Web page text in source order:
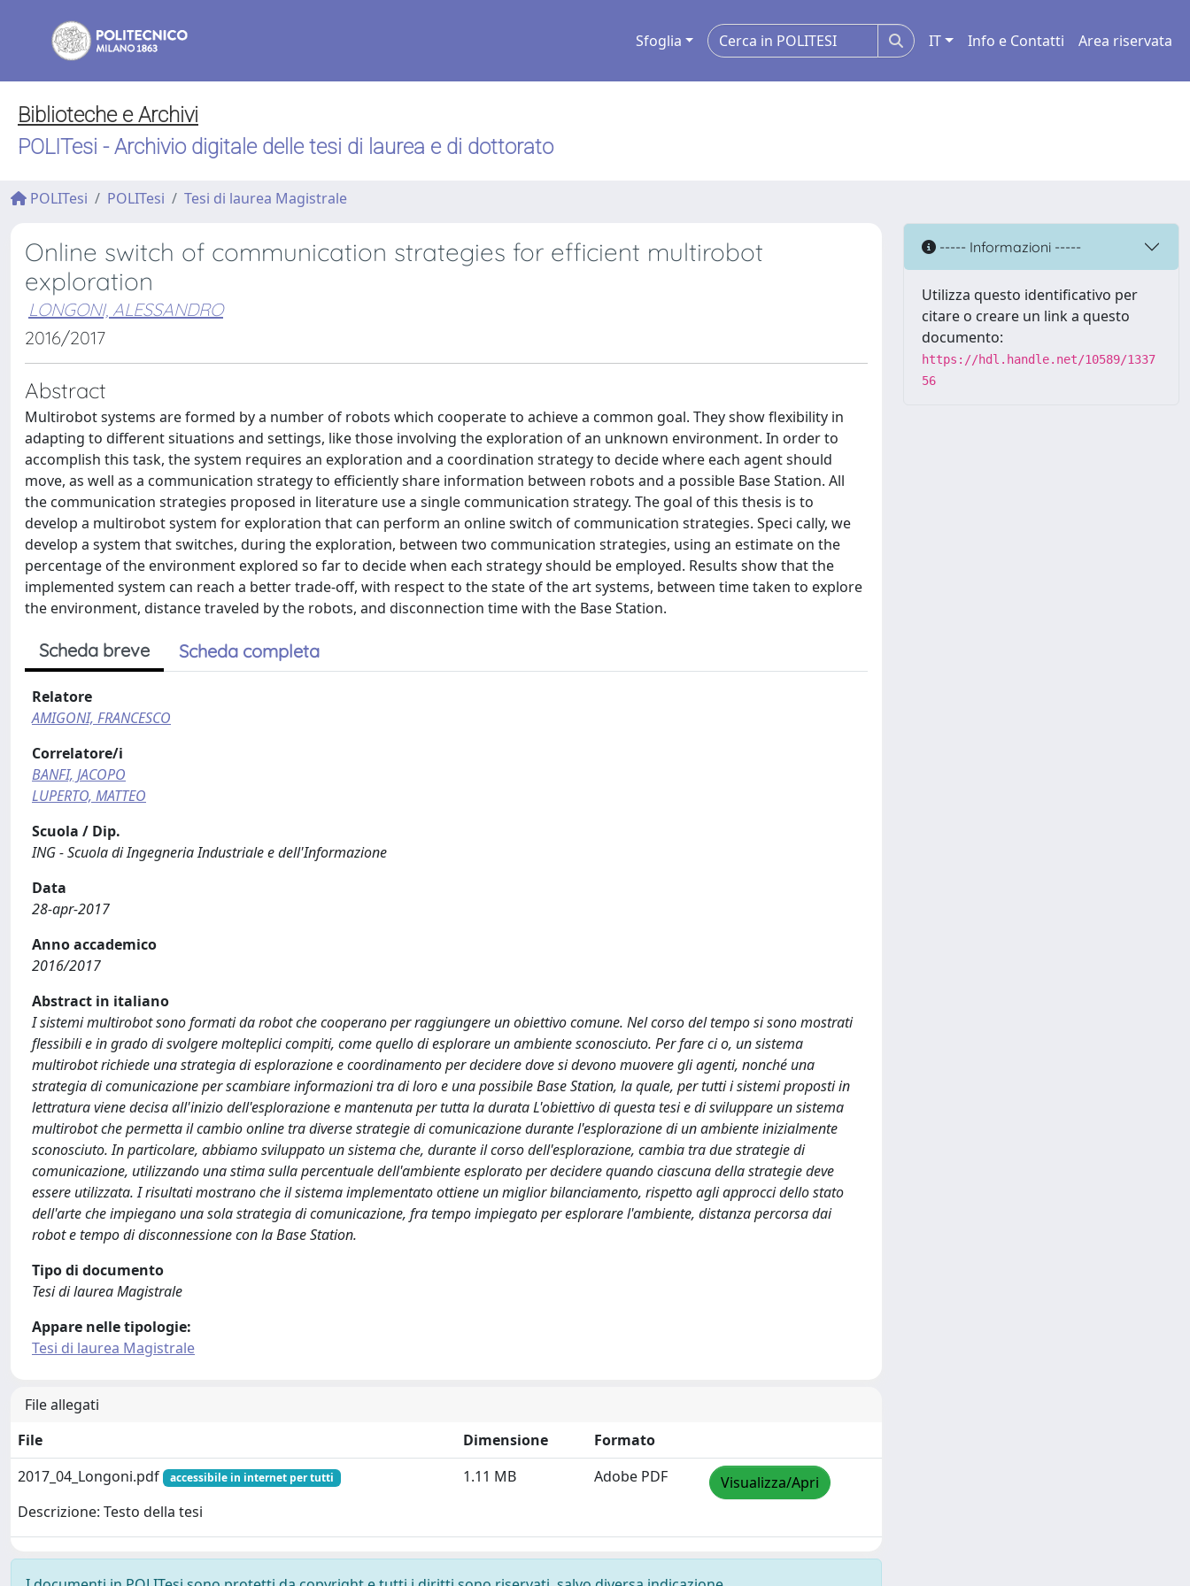
Sfoglia IT Info e Contatti Area riservata
Biblioteche e Archivi
POLITesi - Archivio digitale delle tesi di laurea e di dottorato
POLITesi POLITesi Tesi di laurea Magistrale
Online switch of communication strategies for efficient multirobot
exploration
LONGONI, ALESSANDRO
2016/2017
Abstract
Multirobot systems are formed by a number of robots which cooperate to achieve a common goal. They show flexibility in
adapting to different situations and settings, like those involving the exploration of an unknown environment. In order to
accomplish this task, the system requires an exploration and a coordination strategy to decide where each agent should
move, as well as a communication strategy to efficiently share information between robots and a possible Base Station. All
the communication strategies proposed in literature use a single communication strategy. The goal of this thesis is to
develop a multirobot system for exploration that can perform an online switch of communication strategies. Speci cally, we
develop a system that switches, during the exploration, between two communication strategies, using an estimate on the
percentage of the environment explored so far to decide when each strategy should be employed. Results show that the
implemented system can reach a better trade-off, with respect to the state of the art systems, between time taken to explore
the environment, distance traveled by the robots, and disconnection time with the Base Station.
Scheda breve Scheda completa
Relatore
AMIGONI, FRANCESCO
Correlatore/i
BANFI, JACOPO
LUPERTO, MATTEO
Scuola / Dip.
ING - Scuola di Ingegneria Industriale e dell'Informazione
Data
28-apr-2017
Anno accademico
2016/2017
Abstract in italiano
I sistemi multirobot sono formati da robot che cooperano per raggiungere un obiettivo comune. Nel corso del tempo si sono mostrati
flessibili e in grado di svolgere molteplici compiti, come quello di esplorare un ambiente sconosciuto. Per fare ci o, un sistema
multirobot richiede una strategia di esplorazione e coordinamento per decidere dove si devono muovere gli agenti, nonché una
strategia di comunicazione per scambiare informazioni tra di loro e una possibile Base Station, la quale, per tutti i sistemi proposti in
lettratura viene decisa all'inizio dell'esplorazione e mantenuta per tutta la durata L'obiettivo di questa tesi e di sviluppare un sistema
multirobot che permetta il cambio online tra diverse strategie di comunicazione durante l'esplorazione di un ambiente inizialmente
sconosciuto. In particolare, abbiamo sviluppato un sistema che, durante il corso dell'esplorazione, cambia tra due strategie di
comunicazione, utilizzando una stima sulla percentuale dell'ambiente esplorato per decidere quando ciascuna della strategie deve
essere utilizzata. I risultati mostrano che il sistema implementato ottiene un miglior bilanciamento, rispetto agli approcci dello stato
dell'arte che impiegano una sola strategia di comunicazione, fra tempo impiegato per esplorare l'ambiente, distanza percorsa dai
robot e tempo di disconnessione con la Base Station.
Tipo di documento
Tesi di laurea Magistrale
Appare nelle tipologie:
Tesi di laurea Magistrale
File allegati
File
Dimensione
Formato
2017_04_Longoni.pdf
accessibile in internet per tutti
Descrizione: Testo della tesi
1.11 MB Adobe PDF Visualizza/Apri
----- Informazioni -----
Utilizza questo identificativo per
citare o creare un link a questo
documento:
https://hdl.handle.net/10589/1337
56